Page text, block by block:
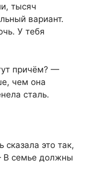
тысяч
вариант.
У тебя
причём? —
чем она
сталь.
это так,
В семье должны